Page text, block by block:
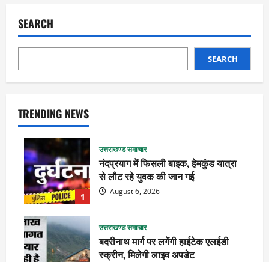
SEARCH
SEARCH
TRENDING NEWS
1
उत्तराखण्ड समाचार
नंदप्रयाग में फिसली बाइक, हेमकुंड यात्रा
से लौट रहे युवक की जान गई
August 6, 2026
उत्तराखण्ड समाचार
बदरीनाथ मार्ग पर लगेंगी हाईटेक एलईडी
स्क्रीन, मिलेगी लाइव अपडेट